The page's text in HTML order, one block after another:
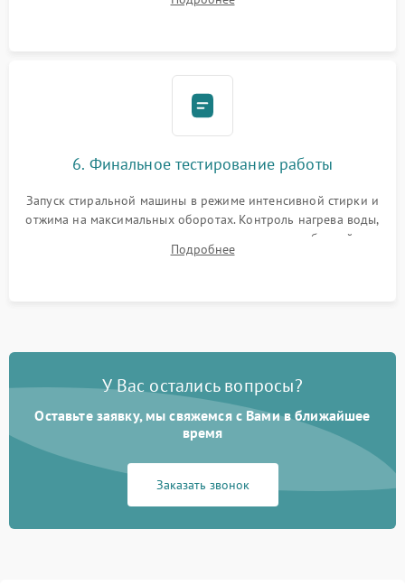
герметиком для предотвращения возможных протечек воды.
6. Финальное тестирование работы
Запуск стиральной машины в режиме интенсивной стирки и
отжима на максимальных оборотах. Контроль нагрева воды,
корректности слива, отсутствия излишних вибраций,
посторонних стуков и протечек под корпусом.
Подробнее
У Вас остались вопросы?
Оставьте заявку, мы свяжемся с Вами в ближайшее
время
Заказать звонок